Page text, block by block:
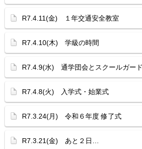
R7.4.11(金) １年交通安全教室
R7.4.10(木) 学級の時間
R7.4.9(水) 通学団会とスクールガー
R7.4.8(火) 入学式・始業式
R7.3.24(月) 令和６年度 修了式
R7.3.21(金) あと２日…